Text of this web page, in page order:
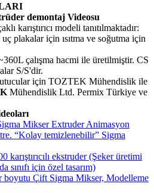
demontaj Videosu
karıştırıcı modeli tanıtılmaktadır:
plakalar için ısıtma ve soğutma için
çalışma hacmi ile üretilmiştir. CS
S/S'dir.
için TOZTEK Mühendislik ile
Mühendislik Ltd. Permix Türkiye ve
Mikser Extruder Animasyon
“Kolay temizlenebilir” Sigma
ekstruder (Şeker üretimi
sınıfı için özel tasarım)
boyutu Çift Sigma Mikser, Modelleme